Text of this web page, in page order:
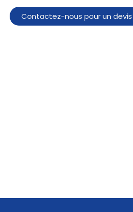
Contactez-nous pour un